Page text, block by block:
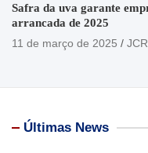
Safra da uva garante
arrancada de 2025
11 de março de 2025
Últimas News